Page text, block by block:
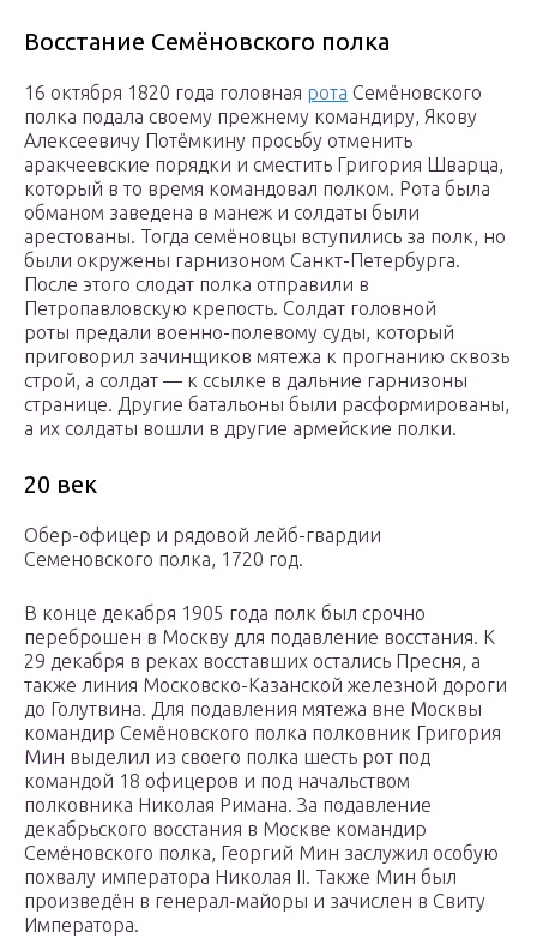
Восстание Семёновского полка
16 октября 1820 года головная рота Семёновского
полка подала своему прежнему командиру, Якову
Алексеевичу Потёмкину просьбу отменить
аракчеевские порядки и сместить Григория Шварца,
который в то время командовал полком. Рота была
обманом заведена в манеж и солдаты были
арестованы. Тогда семёновцы вступились за полк, но
были окружены гарнизоном Санкт-Петербурга.
После этого слодат полка отправили в
Петропавловскую крепость. Солдат головной
роты предали военно-полевому суды, который
приговорил зачинщиков мятежа к прогнанию сквозь
строй, а солдат — к ссылке в дальние гарнизоны
странице. Другие батальоны были расформированы,
а их солдаты вошли в другие армейские полки.
20 век
Обер-офицер и рядовой лейб-гвардии
Семеновского полка, 1720 год.
В конце декабря 1905 года полк был срочно
переброшен в Москву для подавление восстания. К
29 декабря в реках восставших остались Пресня, а
также линия Московско-Казанской железной дороги
до Голутвина. Для подавления мятежа вне Москвы
командир Семёновского полка полковник Григория
Мин выделил из своего полка шесть рот под
командой 18 офицеров и под начальством
полковника Николая Римана. За подавление
декабрьского восстания в Москве командир
Семёновского полка, Георгий Мин заслужил особую
похвалу императора Николая II. Также Мин был
произведён в генерал-майоры и зачислен в Свиту
Императора.